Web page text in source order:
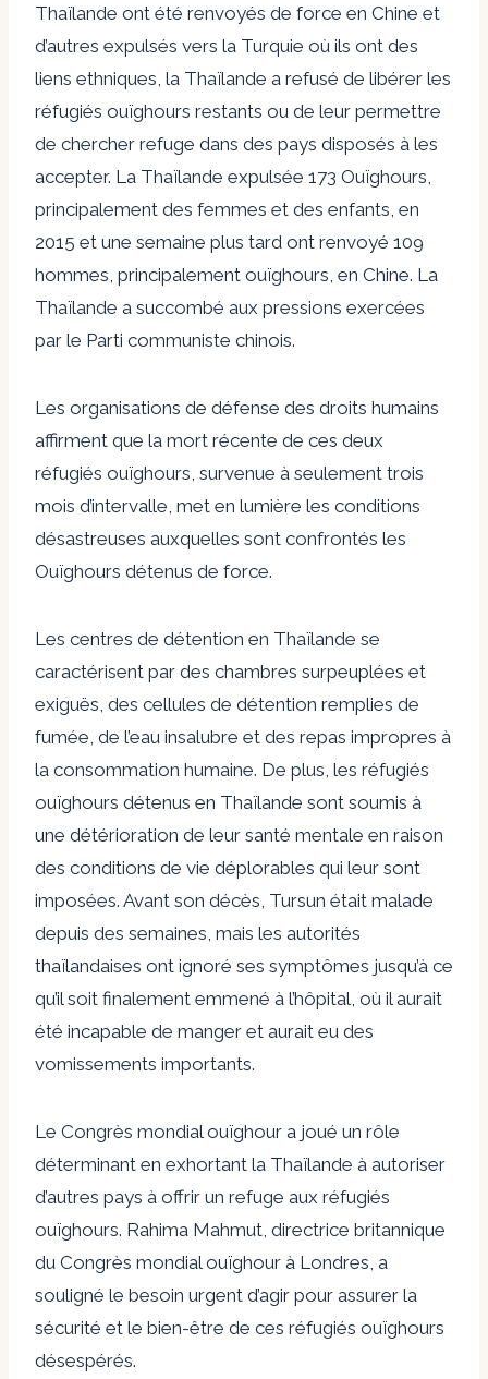
Thaïlande ont été renvoyés de force en Chine et
d’autres expulsés vers la Turquie où ils ont des
liens ethniques, la Thaïlande a refusé de libérer les
réfugiés ouïghours restants ou de leur permettre
de chercher refuge dans des pays disposés à les
accepter. La Thaïlande expulsée 173 Ouïghours
principalement des femmes et des enfants, en
2015 et une semaine plus tard ont renvoyé 109
hommes, principalement ouïghours, en Chine. La
Thaïlande a succombé aux pressions exercées
par le Parti communiste chinois.
Les organisations de défense des droits humains
affirment que la mort récente de ces deux
réfugiés ouïghours, survenue à seulement trois
mois d’intervalle, met en lumière les conditions
désastreuses auxquelles sont confrontés les
Ouïghours détenus de force.
Les centres de détention en Thaïlande se
caractérisent par des chambres surpeuplées et
exiguës, des cellules de détention remplies de
fumée, de l’eau insalubre et des repas impropres à
la consommation humaine. De plus, les réfugiés
ouïghours détenus en Thaïlande sont soumis à
une détérioration de leur santé mentale en raison
des conditions de vie déplorables qui leur sont
imposées. Avant son décès, Tursun était malade
depuis des semaines, mais les autorités
thaïlandaises ont ignoré ses symptômes jusqu’à ce
qu’il soit finalement emmené à l’hôpital, où il aurait
été incapable de manger et aurait eu des
vomissements importants.
Le Congrès mondial ouïghour a joué un rôle
déterminant en exhortant la Thaïlande à autoriser
d’autres pays à offrir un refuge aux réfugiés
ouïghours. Rahima Mahmut, directrice britannique
du Congrès mondial ouïghour à Londres, a
souligné le besoin urgent d’agir pour assurer la
sécurité et le bien-être de ces réfugiés ouïghours
désespérés.